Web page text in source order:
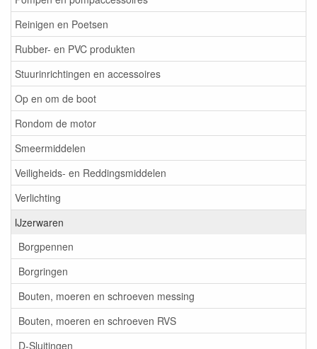
Reinigen en Poetsen
Rubber- en PVC produkten
Stuurinrichtingen en accessoires
Op en om de boot
Rondom de motor
Smeermiddelen
Veiligheids- en Reddingsmiddelen
Verlichting
IJzerwaren
Borgpennen
Borgringen
Bouten, moeren en schroeven messing
Bouten, moeren en schroeven RVS
D-Sluitingen